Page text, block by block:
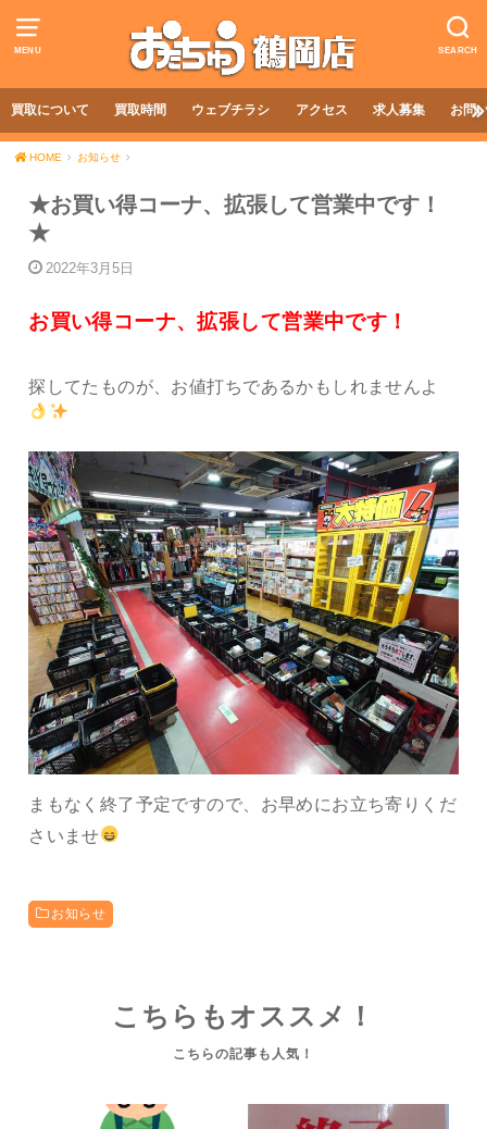
MENU SEARCH
買取について 買取時間 ウェブチラシ アクセス 求人募集 お問
HOME お知らせ
★お買い得コーナ、拡張して営業中です！
★
2022年3月5日
お買い得コーナ、拡張して営業中です！
探してたものが、お値打ちであるかもしれませんよ
まもなく終了予定ですので、お早めにお立ち寄りくだ
さいませ
お知らせ
こちらもオススメ！